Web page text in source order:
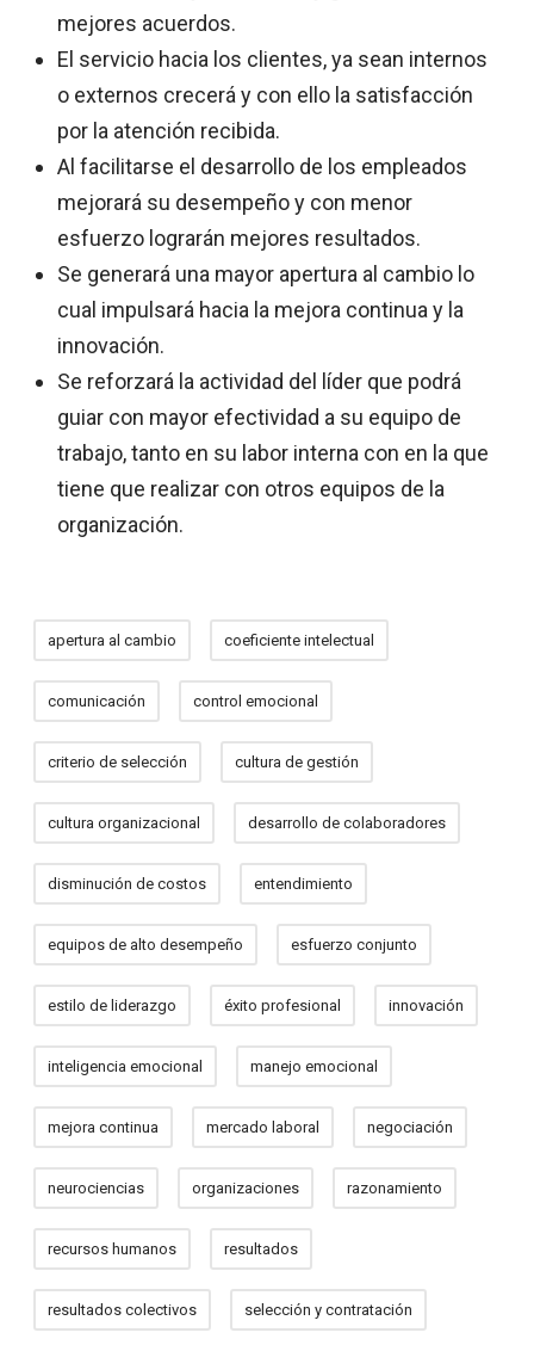
mejores acuerdos.
El servicio hacia los clientes, ya sean internos
o externos crecerá y con ello la satisfacción
por la atención recibida.
Al facilitarse el desarrollo de los empleados
mejorará su desempeño y con menor
esfuerzo lograrán mejores resultados.
Se generará una mayor apertura al cambio lo
cual impulsará hacia la mejora continua y la
innovación.
Se reforzará la actividad del líder que podrá
guiar con mayor efectividad a su equipo de
trabajo, tanto en su labor interna con en la que
tiene que realizar con otros equipos de la
organización.
apertura al cambio coeficiente intelectual
comunicación control emocional
criterio de selección cultura de gestión
cultura organizacional desarrollo de colaboradores
disminución de costos entendimiento
equipos de alto desempeño esfuerzo conjunto
estilo de liderazgo éxito profesional innovación
inteligencia emocional manejo emocional
mejora continua mercado laboral negociación
neurociencias organizaciones razonamiento
recursos humanos resultados
resultados colectivos selección y contratación